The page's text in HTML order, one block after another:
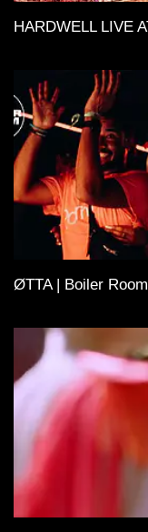
HARDWELL LIVE
ØTTA | Boiler